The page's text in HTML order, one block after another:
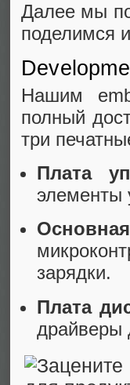
Далее мы
поделимся
Нашим
полный
три
Плата
элементы
зарядки.
Плата
драйверы